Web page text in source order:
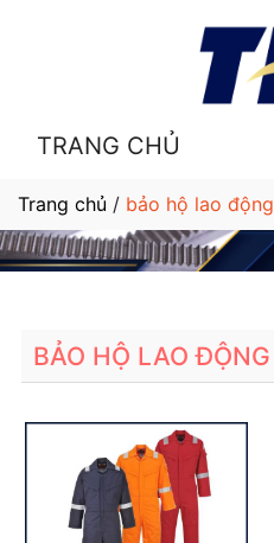
TRANG CHỦ
Trang chủ / bảo hộ lao động
BẢO HỘ LAO ĐỘNG